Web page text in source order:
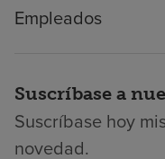
Empleados
Suscríbase a
Suscríbase hoy
novedad.